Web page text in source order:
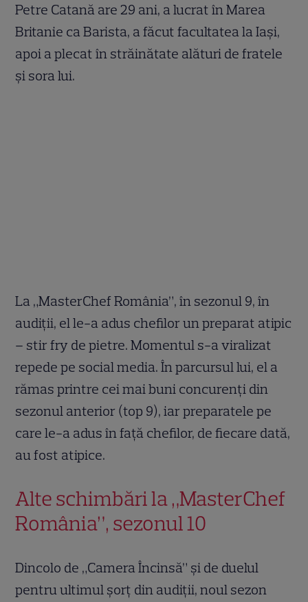
Petre Catană are 29 ani, a lucrat în Marea
Britanie ca Barista, a făcut facultatea la Iași,
apoi a plecat în străinătate alături de fratele
și sora lui.
La „MasterChef România”, în sezonul 9, în
audiții, el le-a adus chefilor un preparat atipic
– stir fry de pietre. Momentul s-a viralizat
repede pe social media. În parcursul lui, el a
rămas printre cei mai buni concurenți din
sezonul anterior (top 9), iar preparatele pe
care le-a adus în față chefilor, de fiecare dată,
au fost atipice.
Alte schimbări la „MasterChef
România”, sezonul 10
Dincolo de „Camera Încinsă” și de duelul
pentru ultimul șorț din audiții, noul sezon